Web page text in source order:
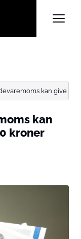
kan give
kan
kroner